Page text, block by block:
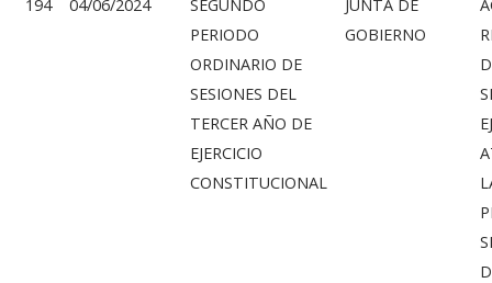
194 04/06/2024
SEGUNDO
PERIODO
ORDINARIO DE
SESIONES DEL
TERCER AÑO DE
EJERCICIO
CONSTITUCIONAL
JUNTA DE
GOBIERNO